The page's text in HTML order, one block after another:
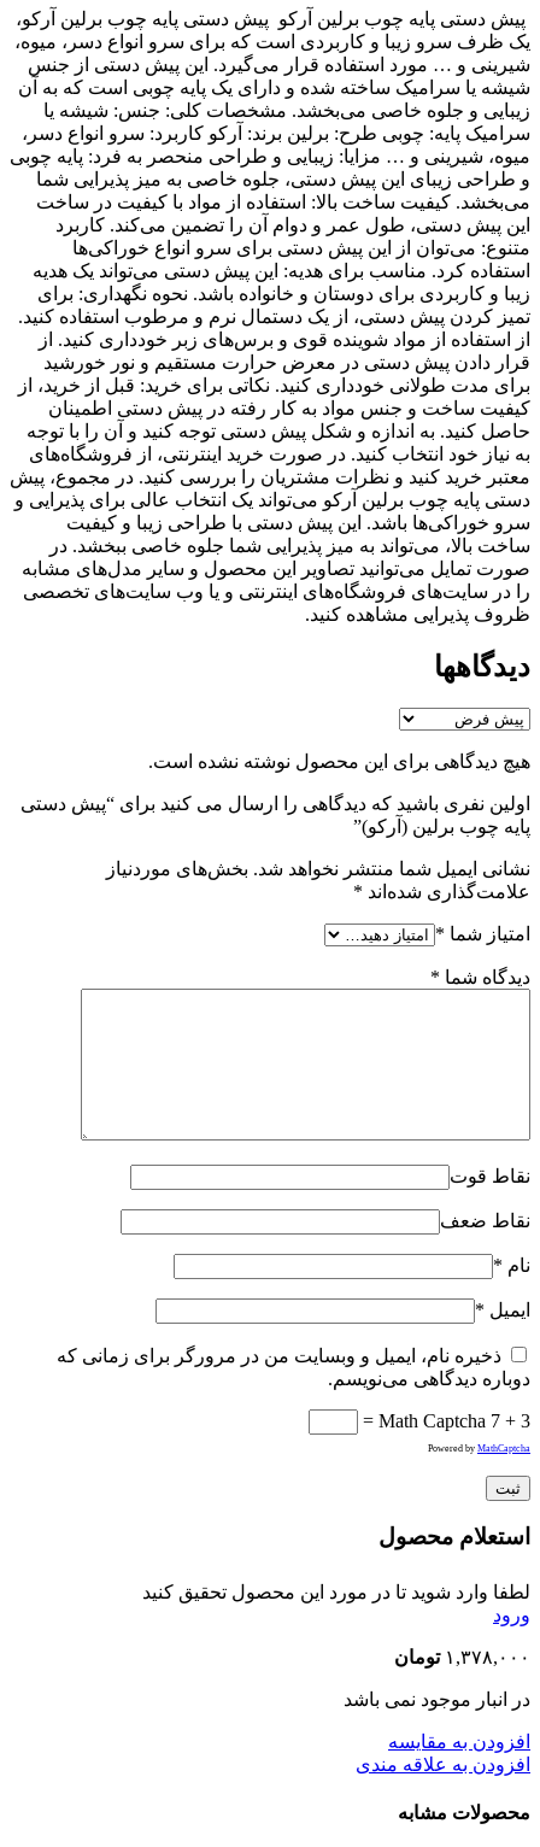
پیش دستی پایه چوب برلین آرکو پیش دستی پایه چوب برلین آرکو،
یک ظرف سرو زیبا و کاربردی است که برای سرو انواع دسر، میوه،
شیرینی و … مورد استفاده قرار می‌گیرد. این پیش دستی از جنس
شیشه یا سرامیک ساخته شده و دارای یک پایه چوبی است که به آن
زیبایی و جلوه خاصی می‌بخشد. مشخصات کلی: جنس: شیشه یا
سرامیک پایه: چوبی طرح: برلین برند: آرکو کاربرد: سرو انواع دسر،
میوه، شیرینی و … مزایا: زیبایی و طراحی منحصر به فرد: پایه چوبی
و طراحی زیبای این پیش دستی، جلوه خاصی به میز پذیرایی شما
می‌بخشد. کیفیت ساخت بالا: استفاده از مواد با کیفیت در ساخت
این پیش دستی، طول عمر و دوام آن را تضمین می‌کند. کاربرد
متنوع: می‌توان از این پیش دستی برای سرو انواع خوراکی‌ها
استفاده کرد. مناسب برای هدیه: این پیش دستی می‌تواند یک هدیه
زیبا و کاربردی برای دوستان و خانواده باشد. نحوه نگهداری: برای
تمیز کردن پیش دستی، از یک دستمال نرم و مرطوب استفاده کنید.
از استفاده از مواد شوینده قوی و برس‌های زبر خودداری کنید. از
قرار دادن پیش دستی در معرض حرارت مستقیم و نور خورشید
برای مدت طولانی خودداری کنید. نکاتی برای خرید: قبل از خرید، از
کیفیت ساخت و جنس مواد به کار رفته در پیش دستی اطمینان
حاصل کنید. به اندازه و شکل پیش دستی توجه کنید و آن را با توجه
به نیاز خود انتخاب کنید. در صورت خرید اینترنتی، از فروشگاه‌های
معتبر خرید کنید و نظرات مشتریان را بررسی کنید. در مجموع، پیش
دستی پایه چوب برلین آرکو می‌تواند یک انتخاب عالی برای پذیرایی و
سرو خوراکی‌ها باشد. این پیش دستی با طراحی زیبا و کیفیت
ساخت بالا، می‌تواند به میز پذیرایی شما جلوه خاصی ببخشد. در
صورت تمایل می‌توانید تصاویر این محصول و سایر مدل‌های مشابه
را در سایت‌های فروشگاه‌های اینترنتی و یا وب سایت‌های تخصصی
ظروف پذیرایی مشاهده کنید.
دیدگاهها
هیچ دیدگاهی برای این محصول نوشته نشده است.
اولین نفری باشید که دیدگاهی را ارسال می کنید برای “پیش دستی
پایه چوب برلین (آرکو)”
نشانی ایمیل شما منتشر نخواهد شد. بخش‌های موردنیاز
علامت‌گذاری شده‌اند *
امتیاز شما *
دیدگاه شما *
نقاط قوت
نقاط ضعف
نام *
ایمیل *
ذخیره نام، ایمیل و وبسایت من در مرورگر برای زمانی که
دوباره دیدگاهی می‌نویسم.
Math Captcha 7 + 3 =
Powered by MathCaptcha
استعلام محصول
لطفا وارد شوید تا در مورد این محصول تحقیق کنید
ورود
۱,۳۷۸,۰۰۰ تومان
در انبار موجود نمی باشد
افزودن به مقایسه
افزودن به علاقه مندی
محصولات مشابه